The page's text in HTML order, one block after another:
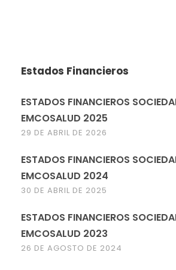
Estados Financieros
ESTADOS FINANCIEROS
EMCOSALUD 2025
29 DE ABRIL DE 2026
ESTADOS FINANCIEROS
EMCOSALUD 2024
30 DE ABRIL DE 2025
ESTADOS FINANCIEROS
EMCOSALUD 2023
26 DE AGOSTO DE 2024